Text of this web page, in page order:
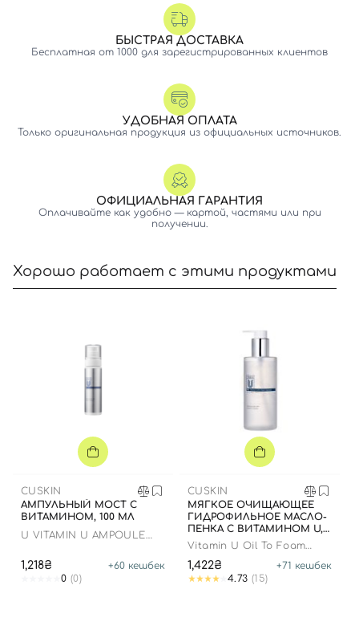
БЫСТРАЯ ДОСТАВКА
Бесплатная от 1000 для зарегистрированных клиентов
УДОБНАЯ ОПЛАТА
Только оригинальная продукция из официальных источников.
ОФИЦИАЛЬНАЯ ГАРАНТИЯ
Оплачивайте как удобно — картой, частями или при
получении.
Хорошо работает с этими продуктами
CUSKIN
АМПУЛЬНЫЙ МОСТ С
ВИТАМИНОМ, 100 МЛ
U VITAMIN U AMPOULE
1,218₴ +60 кешбек
0 (0)
CUSKIN
МЯГКОЕ ОЧИЩАЮЩЕЕ
ГИДРОФИЛЬНОЕ МАСЛО-
ПЕНКА С ВИТАМИНОМ U,
250 МЛ
Vitamin U Oil To Foam
1,422₴ +71 кешбек
4.73 (15)